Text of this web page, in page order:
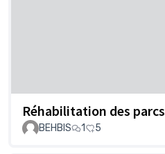
Réhabilitation des parcs
BEHBIS
1 5